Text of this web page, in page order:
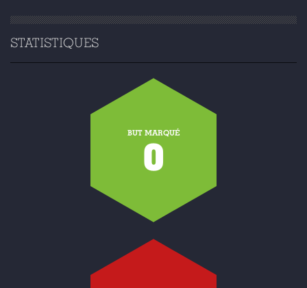
STATISTIQUES
BUT MARQUÉ
0